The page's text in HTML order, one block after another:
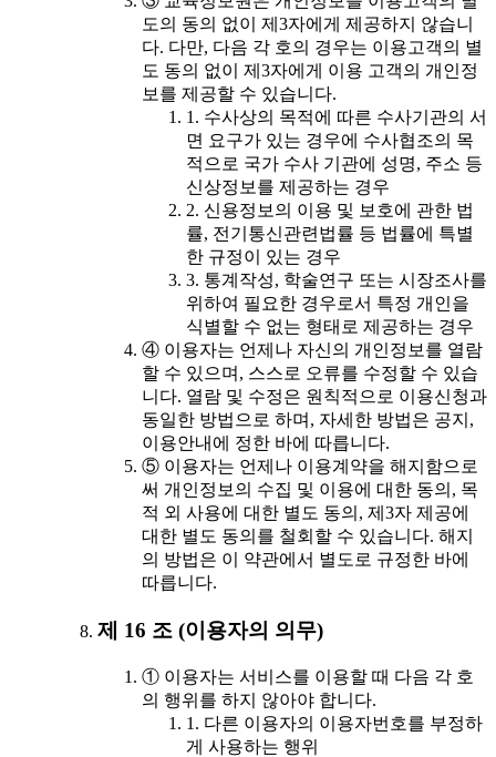
도의 동의 없이 제3자에게 제공하지 않습니
다. 다만, 다음 각 호의 경우는 이용고객의 별
도 동의 없이 제3자에게 이용 고객의 개인정
보를 제공할 수 있습니다.
1. 수사상의 목적에 따른 수사기관의 서
면 요구가 있는 경우에 수사협조의 목
적으로 국가 수사 기관에 성명, 주소 등
신상정보를 제공하는 경우
2. 신용정보의 이용 및 보호에 관한 법
률, 전기통신관련법률 등 법률에 특별
한 규정이 있는 경우
3. 통계작성, 학술연구 또는 시장조사를
위하여 필요한 경우로서 특정 개인을
식별할 수 없는 형태로 제공하는 경우
④ 이용자는 언제나 자신의 개인정보를 열람
할 수 있으며, 스스로 오류를 수정할 수 있습
니다. 열람 및 수정은 원칙적으로 이용신청과
동일한 방법으로 하며, 자세한 방법은 공지,
이용안내에 정한 바에 따릅니다.
⑤ 이용자는 언제나 이용계약을 해지함으로
써 개인정보의 수집 및 이용에 대한 동의, 목
적 외 사용에 대한 별도 동의, 제3자 제공에
대한 별도 동의를 철회할 수 있습니다. 해지
의 방법은 이 약관에서 별도로 규정한 바에
따릅니다.
제 16 조 (이용자의 의무)
① 이용자는 서비스를 이용할 때 다음 각 호
의 행위를 하지 않아야 합니다.
1. 다른 이용자의 이용자번호를 부정하
게 사용하는 행위